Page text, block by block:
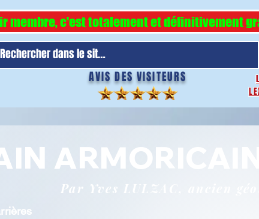
membre, c'est totalement et définitivement
AVIS DES VISITEURS
ARMORICAIN
Par Yves LULZAC, ancien